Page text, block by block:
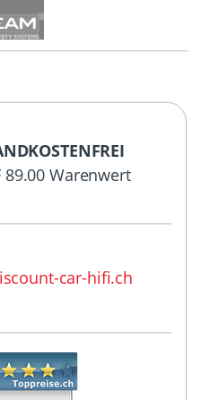
89.00 Warenwert
car-hifi.ch